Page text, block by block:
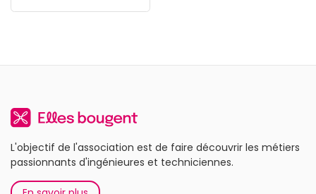
L'objectif de l'association est de faire découvrir les métiers
passionnants d'ingénieures et techniciennes.